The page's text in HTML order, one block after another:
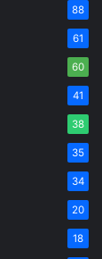
88
61
60
41
38
35
34
20
18